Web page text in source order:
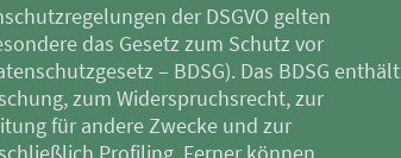
der DSGVO gelten
das Gesetz zum Schutz vor
– BDSG). Das BDSG enthält
zum Widerspruchsrecht, zur
für andere Zwecke und zur
Profiling. Ferner können